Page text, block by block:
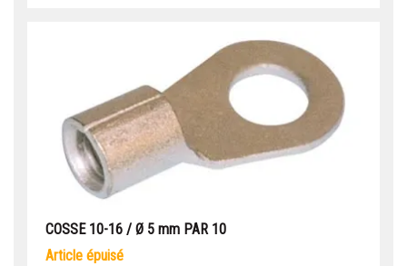
COSSE 10-16 / Ø 5 mm PAR 10
article épuisé